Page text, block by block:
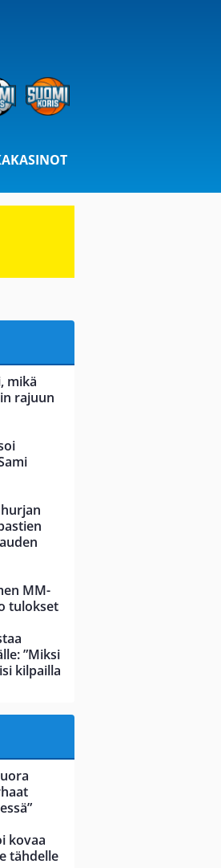
mikä
rajuun
MM-
tulokset
”Miksi
kilpailla
kovaa
tähdelle